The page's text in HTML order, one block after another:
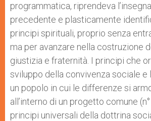
programmatica, riprendeva
precedente e plasticamente
principi spirituali, proprio senza
ma per avanzare nella costruzione
giustizia e fraternità. I principi che
sviluppo della convivenza sociale e
un popolo in cui le differenze si
all’interno di un progetto comune
principi universali della dottrina